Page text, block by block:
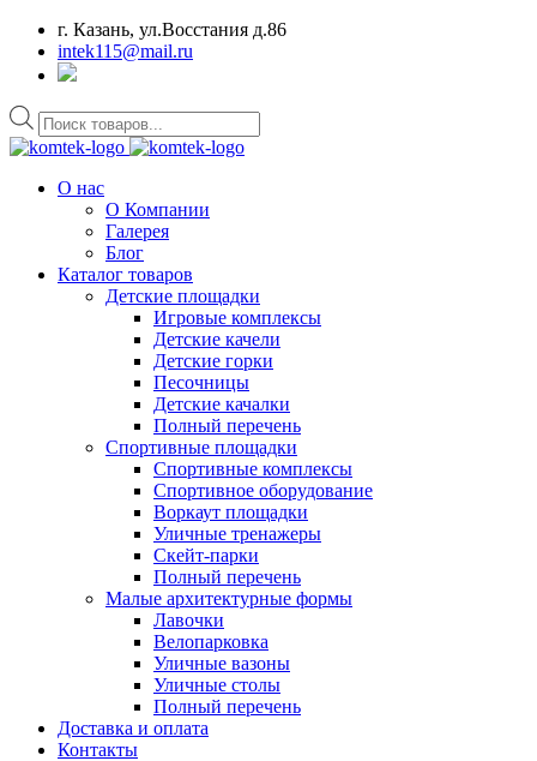
г. Казань, ул.Восстания д.86
intek115@mail.ru
Поиск
товаров
О нас
О Компании
Галерея
Блог
Каталог товаров
Детские площадки
Игровые комплексы
Детские качели
Детские горки
Песочницы
Детские качалки
Полный перечень
Спортивные площадки
Спортивные комплексы
Спортивное оборудование
Воркаут площадки
Уличные тренажеры
Скейт-парки
Полный перечень
Малые архитектурные формы
Лавочки
Велопарковка
Уличные вазоны
Уличные столы
Полный перечень
Доставка и оплата
Контакты